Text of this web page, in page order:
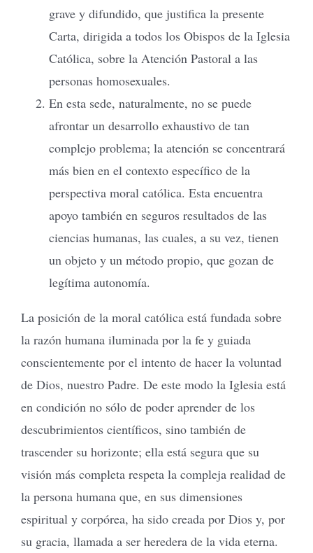
grave y difundido, que justifica la presente
Carta, dirigida a todos los Obispos de la Iglesia
Católica, sobre la Atención Pastoral a las
personas homosexuales.
En esta sede, naturalmente, no se puede
afrontar un desarrollo exhaustivo de tan
complejo problema; la atención se concentrará
más bien en el contexto específico de la
perspectiva moral católica. Esta encuentra
apoyo también en seguros resultados de las
ciencias humanas, las cuales, a su vez, tienen
un objeto y un método propio, que gozan de
legítima autonomía.
La posición de la moral católica está fundada sobre
la razón humana iluminada por la fe y guiada
conscientemente por el intento de hacer la voluntad
de Dios, nuestro Padre. De este modo la Iglesia está
en condición no sólo de poder aprender de los
descubrimientos científicos, sino también de
trascender su horizonte; ella está segura que su
visión más completa respeta la compleja realidad de
la persona humana que, en sus dimensiones
espiritual y corpórea, ha sido creada por Dios y, por
su gracia, llamada a ser heredera de la vida eterna.